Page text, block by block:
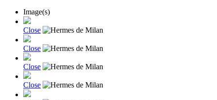
Image(s)
Close
Close
Close
Close